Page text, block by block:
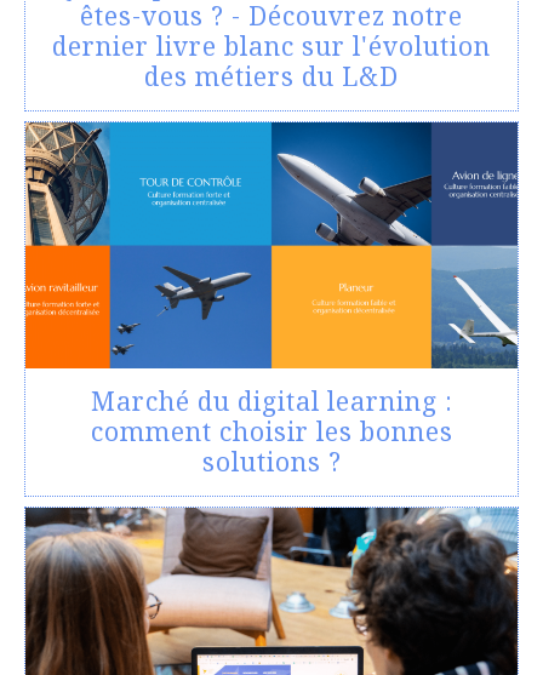
êtes-vous ? - Découvrez notre
dernier livre blanc sur l'évolution
des métiers du L&D
Marché du digital learning :
comment choisir les bonnes
solutions ?